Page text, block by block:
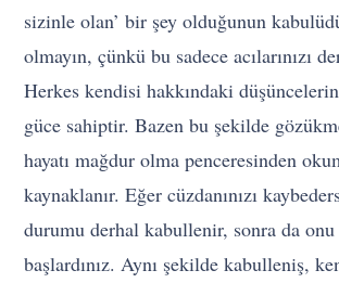
sizinle olan’ bir şey olduğunun
olmayın, çünkü bu sadece acılarınızı
Herkes kendisi hakkındaki
güce sahiptir. Bazen bu şekilde
hayatı mağdur olma penceresinden
kaynaklanır. Eğer cüzdanınızı
durumu derhal kabullenir, sonra da onu
başlardınız. Aynı şekilde kabulleniş,